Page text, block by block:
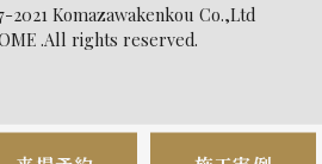
Komazawakenkou Co.,Ltd
.All rights reserved.